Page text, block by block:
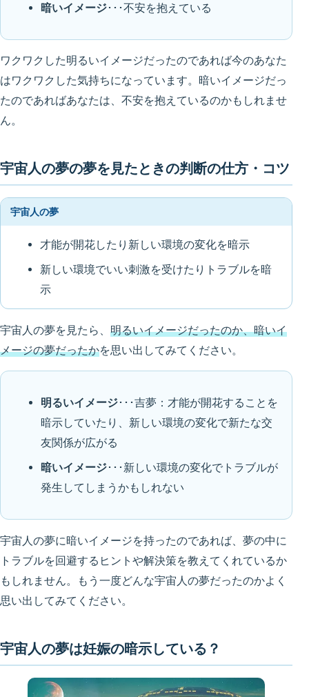
暗いイメージ･･･不安を抱えている
ワクワクした明るいイメージだったのであれば今のあなた
はワクワクした気持ちになっています。暗いイメージだっ
たのであればあなたは、不安を抱えているのかもしれませ
ん。
宇宙人の夢の夢を見たときの判断の仕方・コツ
宇宙人の夢
才能が開花したり新しい環境の変化を暗示
新しい環境でいい刺激を受けたりトラブルを暗
示
宇宙人の夢を見たら、 明るいイメージだったのか、暗いイ
メージの夢だったかを思い出してみてください。
明るいイメージ･･･吉夢：才能が開花することを
暗示していたり、新しい環境の変化で新たな交
友関係が広がる
暗いイメージ･･･新しい環境の変化でトラブルが
発生してしまうかもしれない
宇宙人の夢に暗いイメージを持ったのであれば、夢の中に
トラブルを回避するヒントや解決策を教えてくれているか
もしれません。もう一度どんな宇宙人の夢だったのかよく
思い出してみてください。
宇宙人の夢は妊娠の暗示している？